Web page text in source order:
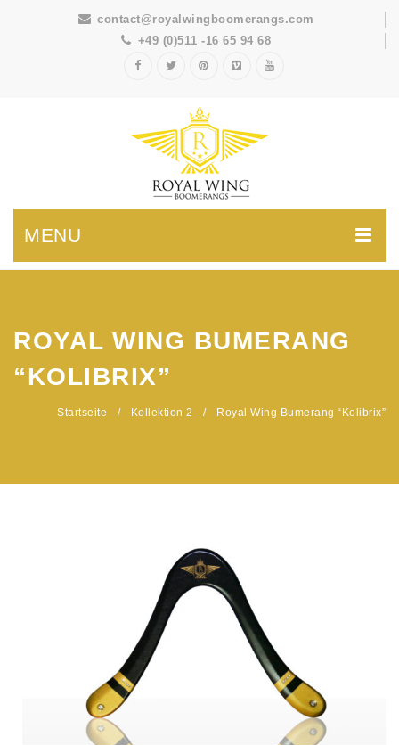
contact@royalwingboomerangs.com
+49 (0)511 -16 65 94 68
MENU
ROYAL WING BUMERANG
“KOLIBRIX”
Startseite / Kollektion 2 / Royal Wing Bumerang “Kolibrix”